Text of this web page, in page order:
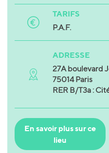
TARIFS
P.A.F.
ADRESSE
27A boulevard
75014 Paris
RER B/T3a :
En savoir plus sur ce
lieu